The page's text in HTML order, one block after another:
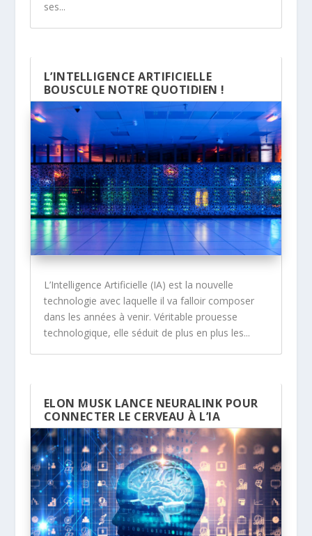
ses...
L’INTELLIGENCE ARTIFICIELLE
BOUSCULE NOTRE QUOTIDIEN !
L’Intelligence Artificielle (IA) est la nouvelle
technologie avec laquelle il va falloir composer
dans les années à venir. Véritable prouesse
technologique, elle séduit de plus en plus les...
ELON MUSK LANCE NEURALINK POUR
CONNECTER LE CERVEAU À L’IA